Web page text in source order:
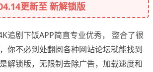
更新至 新解锁版
追剧下饭APP简直专业优秀， 整合了很
你不必到处翻阅各种网站论坛就能找到
解锁版，无限制去除广告，加载速度和